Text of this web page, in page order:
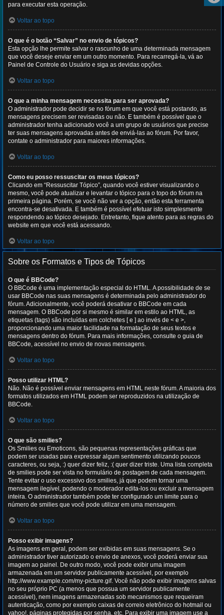
para executar esta operação.
Voltar ao topo
O que é o botão “Salvar” no envio de tópicos?
Esta opção lhe permite salvar o rascunho de uma determinada mensagem
que você deseje enviar em um outro momento. Para recarregá-la, vá ao
Painel de Controle do Usuário e siga as devidas opções.
Voltar ao topo
O que a minha mensagem necessita para ser aprovada?
O administrador pode decidir se no fórum em que você está postando, as
mensagens precisem ser revisadas ou não. E também é possível que o
administrador tenha adicionado você a um grupo de usuários que precise
ter suas mensagens aprovadas antes de enviá-las ao fórum. Por favor,
contate o administrador para maiores informações.
Voltar ao topo
Como eu posso ressuscitar os meus tópicos?
Clicando em “Ressuscitar Tópico”, quando você estiver visualizando o
mesmo, você pode atualizar e levantar o tópico para o topo do fórum na
primeira página. Porém, se você não ver a opção, então esta ferramenta
encontra-se desativada. E também é possível efetuar isto simplesmente
respondendo ao tópico desejado. Entretanto, fique atento para as regras do
website em que você está acessando.
Voltar ao topo
Sobre os Formatos e Tipos de Tópicos
O que é BBCode?
O BBCode é uma implementação especial do HTML. A possibilidade de se
usar BBCode nas suas mensagens é determinada pelo administrador do
fórum. Adicionalmente, você poderá desativar o BBCode em cada
mensagem. O BBCode por si mesmo é similar em estilo ao HTML, as
etiquetas (tags) são incluídas em colchetes [ e ] ao invés de < e >,
proporcionando uma maior facilidade na formatação de seus textos e
mensagens dentro do fórum. Para mais informações, consulte o guia de
BBCode, acessível no envio de novas mensagens.
Voltar ao topo
Posso utilizar HTML?
Não. Não é possível enviar mensagens em HTML neste fórum. A maioria dos
formatos utilizados em HTML podem ser reproduzidos na utilização de
BBCode.
Voltar ao topo
O que são smilies?
Os Smilies ou Emoticons, são pequenas representações gráficas que
podem ser usadas para expressar algum sentimento utilizando poucos
caracteres, ou seja, :) quer dizer feliz, :( quer dizer triste. Uma lista completa
de smilies pode ser vista no formulário de postagem de cada mensagem.
Tente evitar o uso excessivo dos smilies, já que podem tornar uma
mensagem ilegível, podendo o moderador edita-los ou excluir a mensagem
inteira. O administrador também pode ter configurado um limite para o
número de smilies que você pode utilizar em uma mensagem.
Voltar ao topo
Posso exibir imagens?
As imagens em geral, podem ser exibidas em suas mensagens. Se o
administrador tiver autorizado o envio de anexos, você poderá enviar sua
imagem ao painel. De outro modo, você pode exibir uma imagem
armazenada em um servidor publicamente acessível, por exemplo
http://www.example.com/my-picture.gif. Você não pode exibir imagens salvas
no seu próprio PC (a menos que possua um servidor publicamente
acessível), nem imagens armazenadas sob mecanismos que requeiram
autenticação, como por exemplo caixas de correio eletrônico do hotmail ou
yahoo!, páginas protegidas por senha, etc. Para exibir uma imagem use a